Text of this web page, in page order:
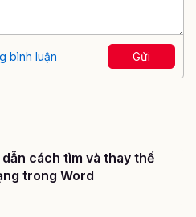
bình luận Gửi
cách tìm và thay thế
trong Word